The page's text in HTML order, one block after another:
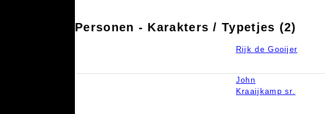
Personen - Karakters / Typetjes (2)
Rijk de Gooijer
John
Kraaijkamp sr.